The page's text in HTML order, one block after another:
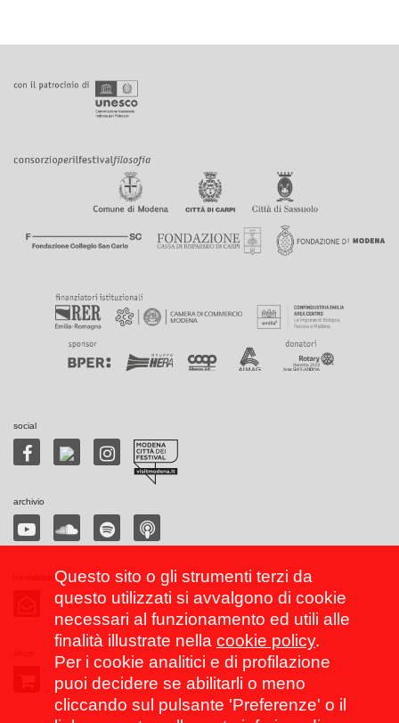
social
archivio
Questo sito o gli strumenti terzi da
questo utilizzati si avvalgono di cookie
necessari al funzionamento ed utili alle
finalità illustrate nella cookie policy.
Per i cookie analitici e di profilazione
puoi decidere se abilitarli o meno
cliccando sul pulsante 'Preferenze' o il